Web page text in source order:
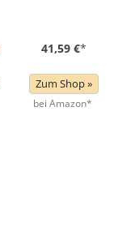
41,59 €*
Zum Shop »
bei Amazon*